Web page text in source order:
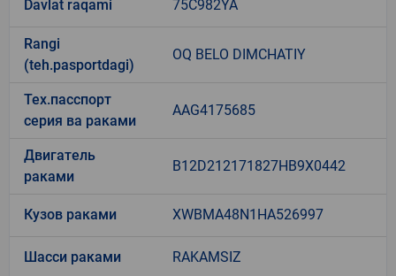
Davlat raqami 75C982YA
Rangi
(teh.pasportdagi)
OQ BELO DIMCHATIY
Тех.пасспорт
серия ва раками
AAG4175685
Двигатель
раками
B12D212171827HB9X0442
Кузов раками XWBMA48N1HA526997
Шасси раками RAKAMSIZ